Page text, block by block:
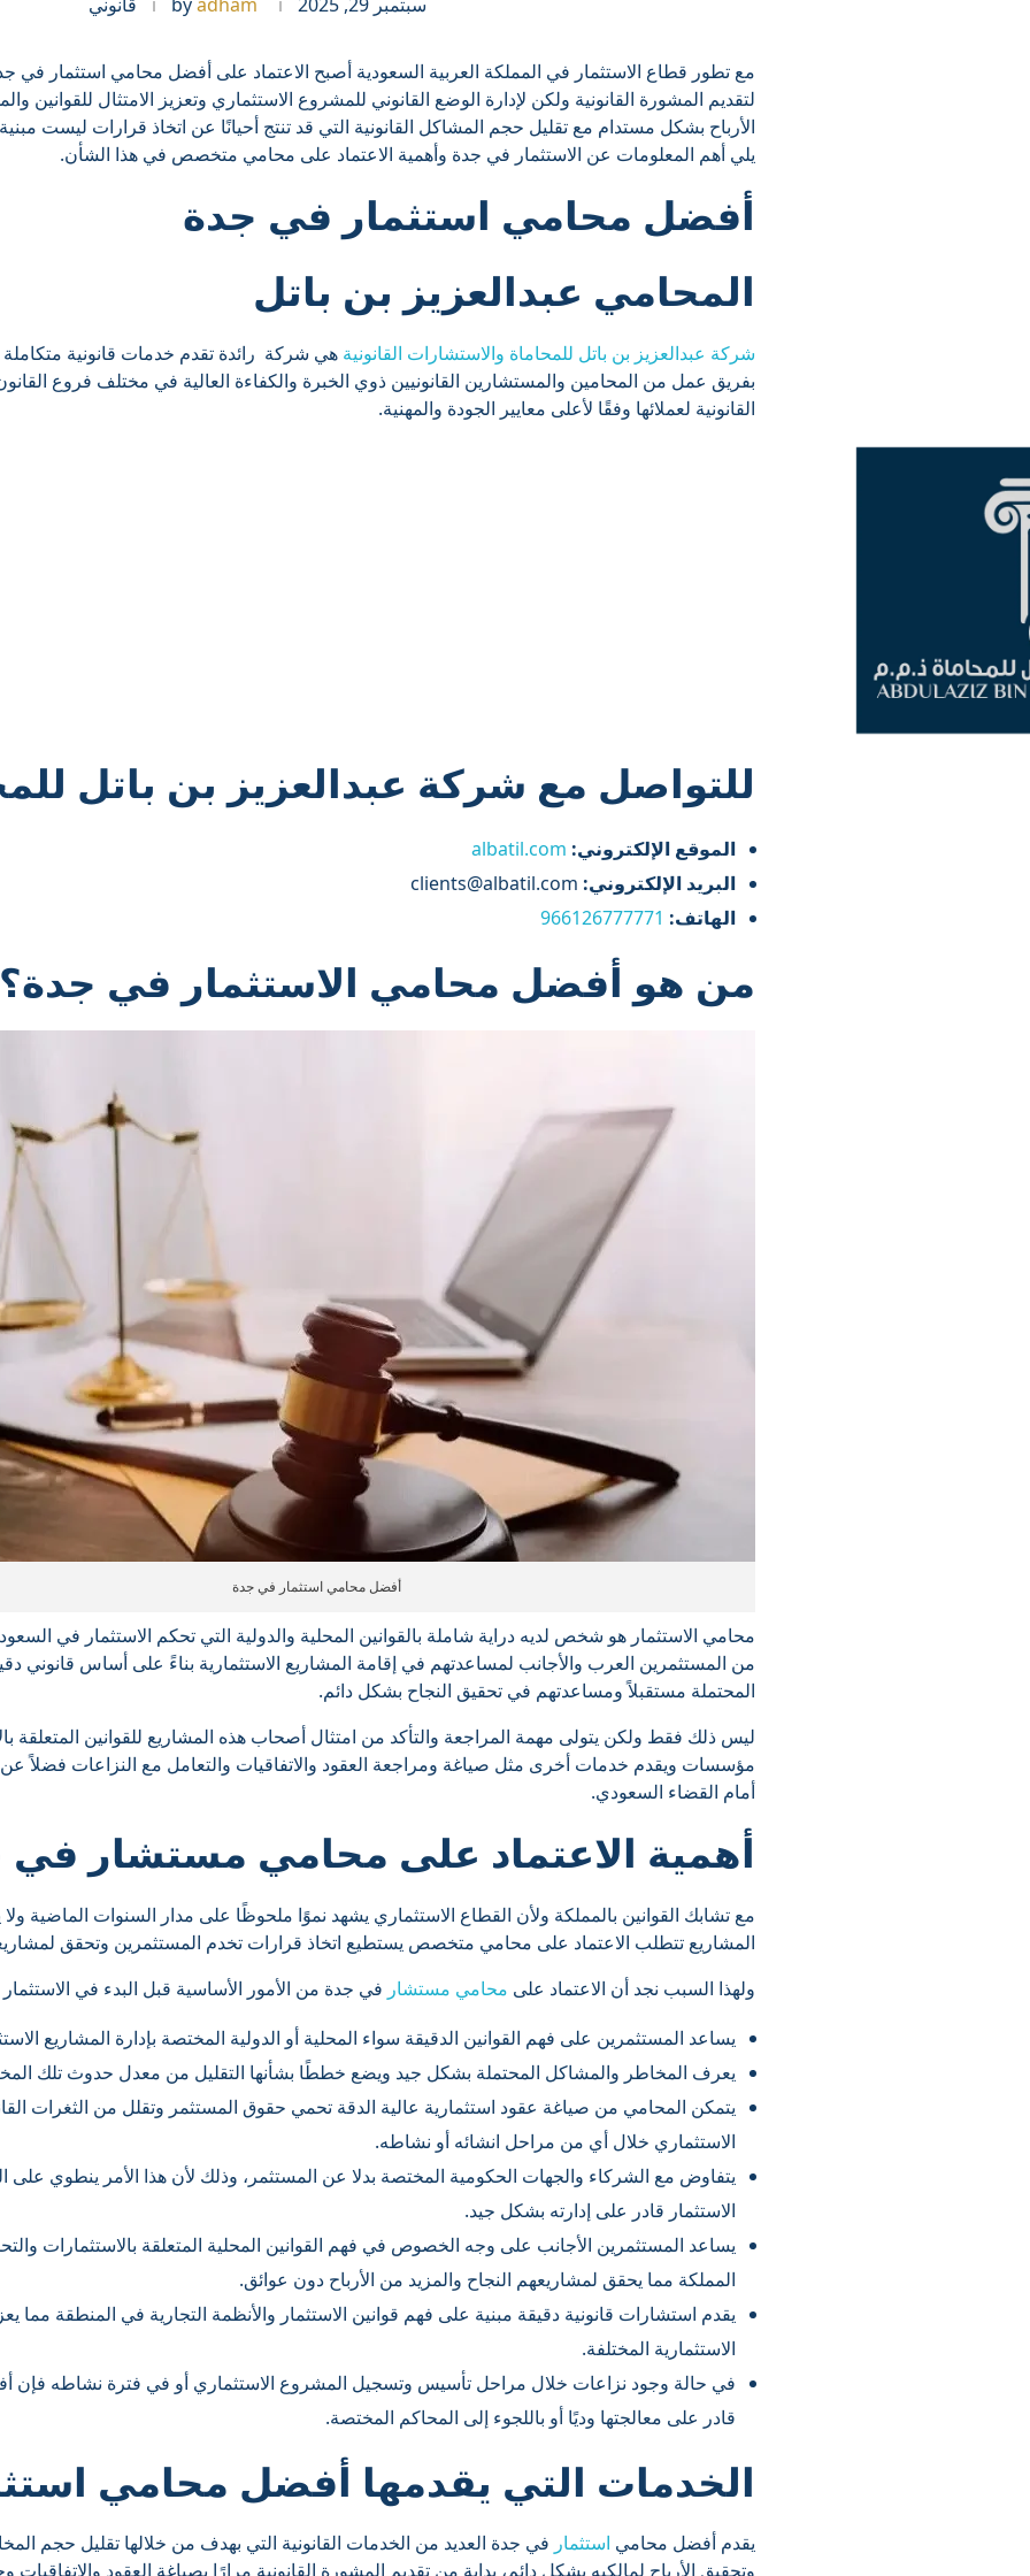
مع تطور قطاع الاستثمار في المملكة العربية السعودية أصبح الاعتماد على أفضل محامي استثمار في
لتقديم المشورة القانونية ولكن لإدارة الوضع القانوني للمشروع الاستثماري وتعزيز الامتثال للقوانين
الأرباح بشكل مستدام مع تقليل حجم المشاكل القانونية التي قد تنتج أحيانًا عن اتخاذ قرارات ليست
يلي أهم المعلومات عن الاستثمار في جدة وأهمية الاعتماد على محامي متخصص في هذا الشأن.
أفضل محامي استثمار في جدة
المحامي عبدالعزيز بن باتل
شركة عبدالعزيز بن باتل للمحاماة والاستشارات القانونية هي شركة رائدة تقدم خدمات قانونية متكاملة
بفريق عمل من المحامين والمستشارين القانونيين ذوي الخبرة والكفاءة العالية في مختلف فروع
القانونية لعملائها وفقًا لأعلى معايير الجودة والمهنية.
للتواصل مع شركة عبدالعزيز بن باتل
الموقع الإلكتروني: albatil.com
البريد الإلكتروني:
الهاتف: 966126777771
من هو أفضل محامي الاستثمار في جدة؟
أفضل محامي استثمار في جدة
محامي الاستثمار هو شخص لديه دراية شاملة بالقوانين المحلية والدولية التي تحكم الاستثمار في
من المستثمرين العرب والأجانب لمساعدتهم في إقامة المشاريع الاستثمارية بناءً على أساس قانوني
المحتملة مستقبلاً ومساعدتهم في تحقيق النجاح بشكل دائم.
ليس ذلك فقط ولكن يتولى مهمة المراجعة والتأكد من امتثال أصحاب هذه المشاريع للقوانين المتعلقة
مؤسسات ويقدم خدمات أخرى مثل صياغة ومراجعة العقود والاتفاقيات والتعامل مع النزاعات فضلاً عن
أمام القضاء السعودي.
أهمية الاعتماد على محامي مستشار في
مع تشابك القوانين بالمملكة ولأن القطاع الاستثماري يشهد نموًا ملحوظًا على مدار السنوات الماضية
المشاريع تتطلب الاعتماد على محامي متخصص يستطيع اتخاذ قرارات تخدم المستثمرين وتحقق
ولهذا السبب نجد أن الاعتماد على محامي مستشار في جدة من الأمور الأساسية قبل البدء في الاستثمار
يساعد المستثمرين على فهم القوانين الدقيقة سواء المحلية أو الدولية المختصة بإدارة المشاريع
يعرف المخاطر والمشاكل المحتملة بشكل جيد ويضع خططًا بشأنها التقليل من معدل حدوث تلك
يتمكن المحامي من صياغة عقود استثمارية عالية الدقة تحمي حقوق المستثمر وتقلل من الثغرات
الاستثماري خلال أي من مراحل انشائه أو نشاطه.
يتفاوض مع الشركاء والجهات الحكومية المختصة بدلا عن المستثمر، وذلك لأن هذا الأمر ينطوي على
الاستثمار قادر على إدارته بشكل جيد.
يساعد المستثمرين الأجانب على وجه الخصوص في فهم القوانين المحلية المتعلقة بالاستثمارات
المملكة مما يحقق لمشاريعهم النجاح والمزيد من الأرباح دون عوائق.
يقدم استشارات قانونية دقيقة مبنية على فهم قوانين الاستثمار والأنظمة التجارية في المنطقة مما
الاستثمارية المختلفة.
في حالة وجود نزاعات خلال مراحل تأسيس وتسجيل المشروع الاستثماري أو في فترة نشاطه فإن
قادر على معالجتها وديًا أو باللجوء إلى المحاكم المختصة.
الخدمات التي يقدمها أفضل محامي
يقدم أفضل محامي استثمار في جدة العديد من الخدمات القانونية التي بهدف من خلالها تقليل حجم
وتحقيق الأرباح لمالكيه بشكل دائم، بداية من تقديم المشورة القانونية مرارًا بصياغة العقود